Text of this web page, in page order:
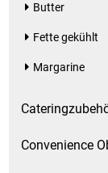
Butter
Fette gekühlt
Margarine
Convenience